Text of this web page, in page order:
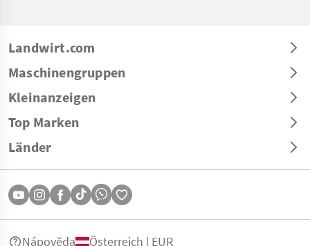
Landwirt.com
Maschinengruppen
Kleinanzeigen
Top Marken
Länder
Nápověda Österreich | EUR